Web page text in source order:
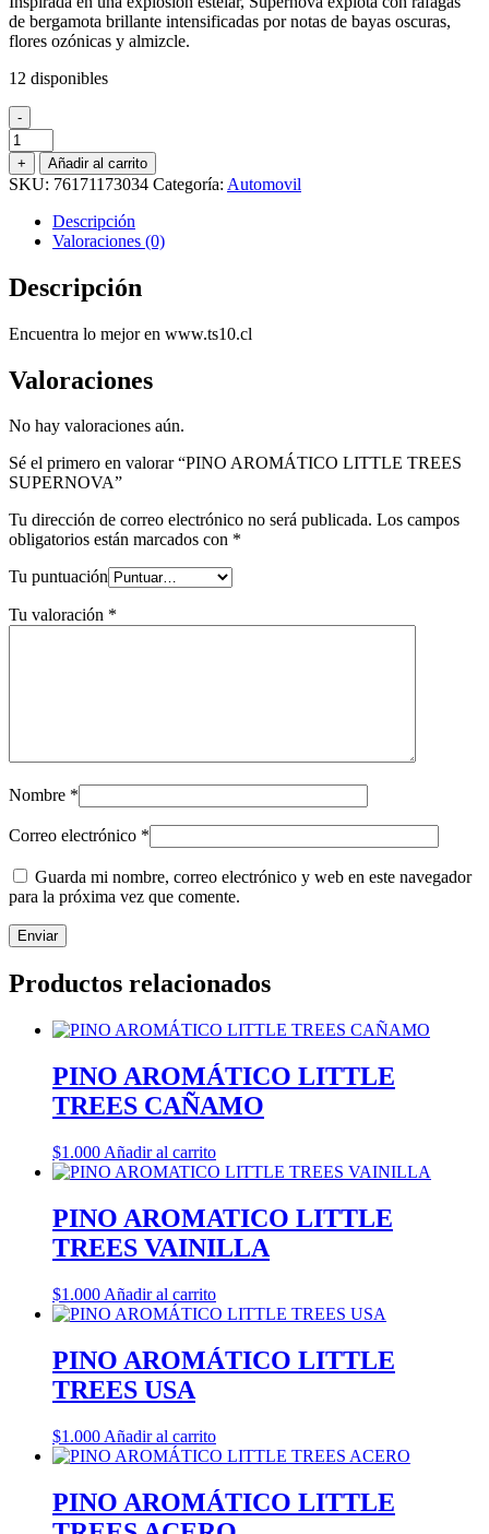
de bergamota brillante intensificadas por notas de bayas oscuras,
flores ozónicas y almizcle.
12 disponibles
-
PINO
AROMÁTICO
LITTLE
TREES
SUPERNOVA
cantidad
+ Añadir al carrito
SKU: 76171173034 Categoría: Automovil
Descripción
Valoraciones (0)
Descripción
Encuentra lo mejor en www.ts10.cl
Valoraciones
No hay valoraciones aún.
Sé el primero en valorar “PINO AROMÁTICO LITTLE TREES
SUPERNOVA”
Tu dirección de correo electrónico no será publicada. Los campos
obligatorios están marcados con *
Tu puntuación
Tu valoración *
Nombre *
Correo electrónico *
Guarda mi nombre, correo electrónico y web en este navegador
para la próxima vez que comente.
Productos relacionados
PINO AROMÁTICO LITTLE
TREES CAÑAMO
$1.000 Añadir al carrito
PINO AROMATICO LITTLE
TREES VAINILLA
$1.000 Añadir al carrito
PINO AROMÁTICO LITTLE
TREES USA
$1.000 Añadir al carrito
PINO AROMÁTICO LITTLE